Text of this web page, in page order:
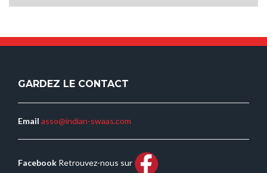
l’article
GARDEZ LE CONTACT
Email asso@indian-swaas.com
Facebook Retrouvez-nous sur